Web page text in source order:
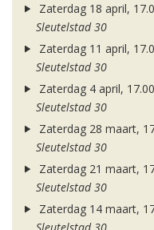
Zaterdag 18 april,
Sleutelstad 30
Zaterdag 11 april,
Sleutelstad 30
Zaterdag 4 april,
Sleutelstad 30
Zaterdag 28 maart,
Sleutelstad 30
Zaterdag 21 maart,
Sleutelstad 30
Zaterdag 14 maart,